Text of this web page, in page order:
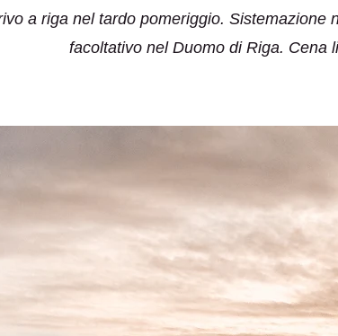
a riga nel tardo pomeriggio.
facoltativo nel Duomo di Riga. Cena